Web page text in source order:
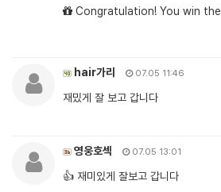
Congratulation! You win the
hair가리 07.05 11:46
재밌게 잘 보고 갑니다
영웅호섹 07.05 13:01
👍 재미있게 잘보고 갑니다